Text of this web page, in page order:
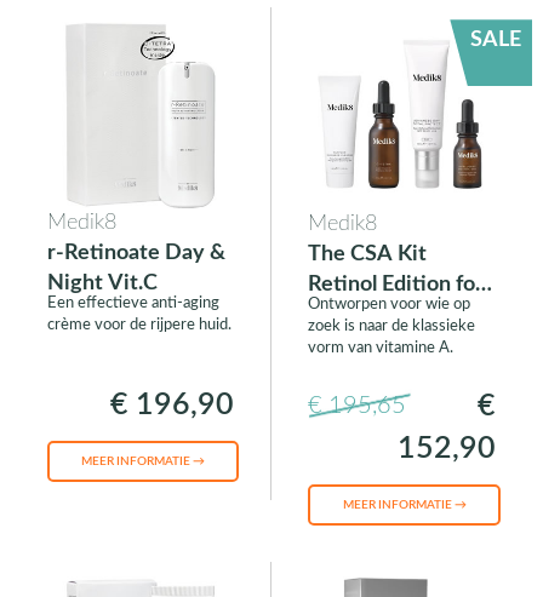
Medik8
r-Retinoate Day &
Night Vit.C
Een effectieve anti-aging
crème voor de rijpere huid.
€ 196,90
MEER INFORMATIE →
SALE
Medik8
The CSA Kit
Retinol Edition for
Men
Ontworpen voor wie op
zoek is naar de klassieke
vorm van vitamine A.
€ 195,65
€
152,90
MEER INFORMATIE →